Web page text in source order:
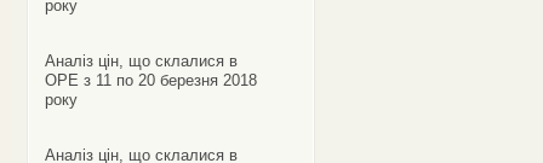
року
Аналіз цін, що склалися в
ОРЕ з 11 по 20 березня 2018
року
Аналіз цін, що склалися в